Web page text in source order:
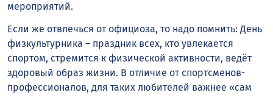
мероприятий.
Если же отвлечься от официоза, то надо помнить: День
физкультурника – праздник всех, кто увлекается
спортом, стремится к физической активности, ведёт
здоровый образ жизни. В отличие от спортсменов-
профессионалов, для таких любителей важнее «сам